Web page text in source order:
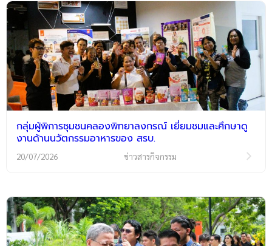
กลุ่มผู้พิการชุมชนคลองพิทยาลงกรณ์ เยี่ยมชมและศึกษาดู
งานด้านนวัตกรรมอาหารของ สรบ.
20/07/2026 ข่าวสารกิจกรรม